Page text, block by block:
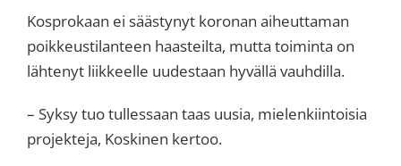
Kosprokaan ei säästynyt koronan aiheuttaman
poikkeustilanteen haasteilta, mutta toiminta on
lähtenyt liikkeelle uudestaan hyvällä vauhdilla.
– Syksy tuo tullessaan taas uusia, mielenkiintoisia
projekteja, Koskinen kertoo.